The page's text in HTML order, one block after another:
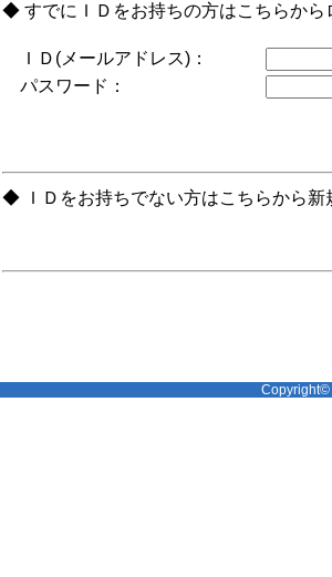
◆ すでにＩＤをお持ちの方はこちらから
ＩＤ(メールアドレス)：
パスワード：
◆ ＩＤをお持ちでない方はこちらから新
Copyright©